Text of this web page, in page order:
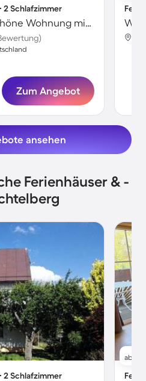
2 Schlafzimmer
Voll ausgestattete schöne Wohnung mit Garten | Panoramablick
Zum Angebot
ansehen
Ferienhäuser & -
2 Schlafzimmer
ab